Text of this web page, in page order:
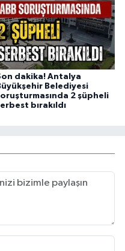
dakika! Antalya
Belediyesi
2 şüpheli
bırakıldı